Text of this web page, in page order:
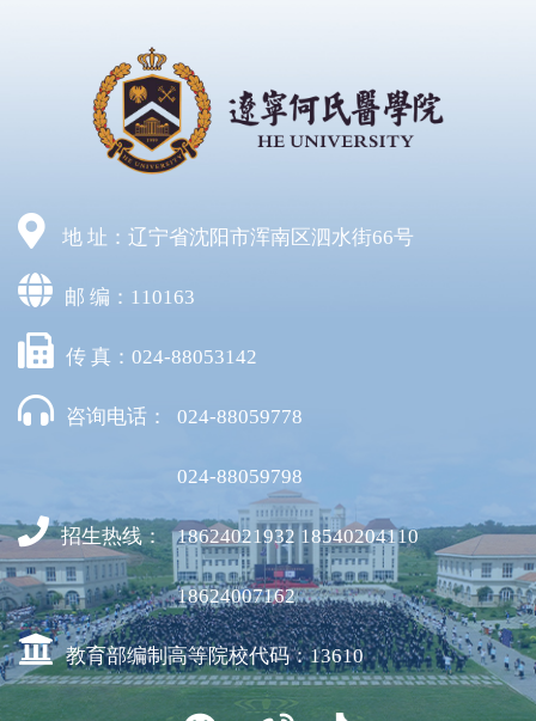
地 址：辽宁省沈阳市浑南区泗水街66号
邮 编：110163
传 真：024-88053142
咨询电话： 024-88059778
024-88059798
招生热线： 18624021932 18540204110
18624007162
教育部编制高等院校代码：13610